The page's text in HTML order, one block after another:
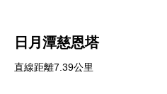
日月潭慈恩塔
直線距離7.39公里